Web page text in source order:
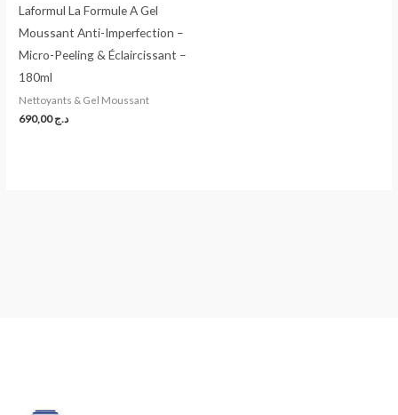
Laformul La Formule A Gel
Moussant Anti-Imperfection –
Micro-Peeling & Éclaircissant –
180ml
Nettoyants & Gel Moussant
د.ج690,00